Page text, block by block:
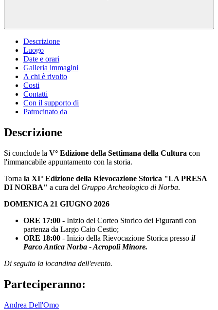
Descrizione
Luogo
Date e orari
Galleria immagini
A chi è rivolto
Costi
Contatti
Con il supporto di
Patrocinato da
Descrizione
Si conclude la V° Edizione della Settimana della Cultura con
l'immancabile appuntamento con la storia.
Torna la XI° Edizione della Rievocazione Storica "LA PRESA
DI NORBA" a cura del Gruppo Archeologico di Norba.
DOMENICA 21 GIUGNO 2026
ORE 17:00 - Inizio del Corteo Storico dei Figuranti con
partenza da Largo Caio Cestio;
ORE 18:00 - Inizio della Rievocazione Storica presso il
Parco Antica Norba - Acropoli Minore.
Di seguito la locandina dell'evento.
Parteciperanno:
Andrea Dell'Omo